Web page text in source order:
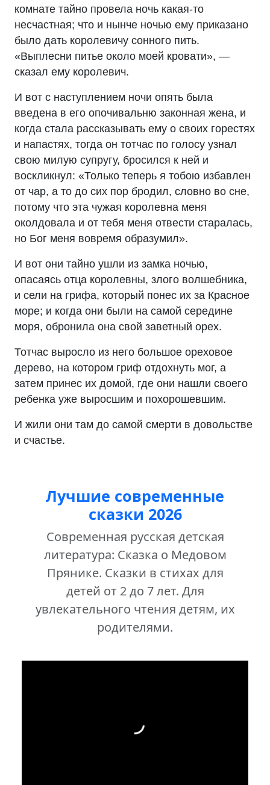
комнате тайно провела ночь какая-то
несчастная; что и нынче ночью ему приказано
было дать королевичу сонного пить.
«Выплесни питье около моей кровати», —
сказал ему королевич.
И вот с наступлением ночи опять была
введена в его опочивальню законная жена, и
когда стала рассказывать ему о своих горестях
и напастях, тогда он тотчас по голосу узнал
свою милую супругу, бросился к ней и
воскликнул: «Только теперь я тобою избавлен
от чар, а то до сих пор бродил, словно во сне,
потому что эта чужая королевна меня
околдовала и от тебя меня отвести старалась,
но Бог меня вовремя образумил».
И вот они тайно ушли из замка ночью,
опасаясь отца королевны, злого волшебника,
и сели на грифа, который понес их за Красное
море; и когда они были на самой середине
моря, обронила она свой заветный орех.
Тотчас выросло из него большое ореховое
дерево, на котором гриф отдохнуть мог, а
затем принес их домой, где они нашли своего
ребенка уже выросшим и похорошевшим.
И жили они там до самой смерти в довольстве
и счастье.
Лучшие современные
сказки 2026
Современная русская детская
литература: Сказка о Медовом
Прянике. Сказки в стихах для
детей от 2 до 7 лет. Для
увлекательного чтения детям, их
родителями.